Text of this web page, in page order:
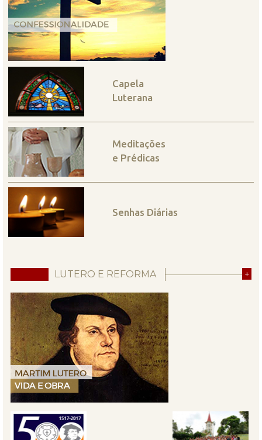
Capela
Luterana
Meditações
e Prédicas
Senhas Diárias
LUTERO E REFORMA +